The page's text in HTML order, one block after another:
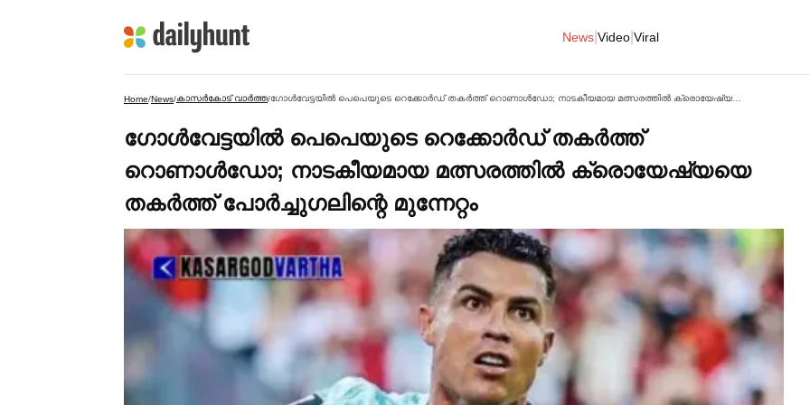
News Video Viral
Home/News/കാസര്‍കോട് വാര്‍ത്ത/ ഗോള്‍വേട്ടയില്‍ പെപെയുടെ റെക്കോര്‍ഡ് തകര്‍ത്ത് റൊണാള്‍ഡോ; നാടകീയമായ മത്സരത്തില്‍ ക്രൊയേഷ്യയെ തകര്‍ത്ത് പോര്‍ച്ചുഗലിന്റെ മുന്നേറ്റം
ഗോള്‍വേട്ടയില്‍ പെപെയുടെ റെക്കോര്‍ഡ് തകര്‍ത്ത്
റൊണാള്‍ഡോ; നാടകീയമായ മത്സരത്തില്‍ ക്രൊയേഷ്യയെ
തകര്‍ത്ത് പോര്‍ച്ചുഗലിന്റെ മുന്നേറ്റം